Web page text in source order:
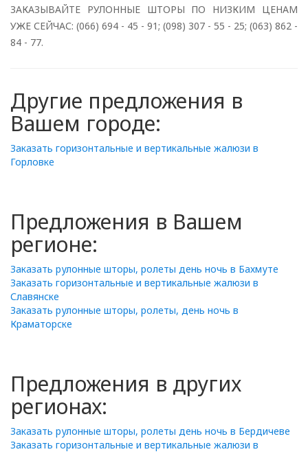
ЗАКАЗЫВАЙТЕ РУЛОННЫЕ ШТОРЫ ПО НИЗКИМ ЦЕНАМ
УЖЕ СЕЙЧАС: (066) 694 - 45 - 91; (098) 307 - 55 - 25; (063) 862 -
84 - 77.
Другие предложения в
Вашем городе:
Заказать горизонтальные и вертикальные жалюзи в
Горловке
Предложения в Вашем
регионе:
Заказать рулонные шторы, ролеты день ночь в Бахмуте
Заказать горизонтальные и вертикальные жалюзи в
Славянске
Заказать рулонные шторы, ролеты, день ночь в
Краматорске
Предложения в других
регионах:
Заказать рулонные шторы, ролеты день ночь в Бердичеве
Заказать горизонтальные и вертикальные жалюзи в